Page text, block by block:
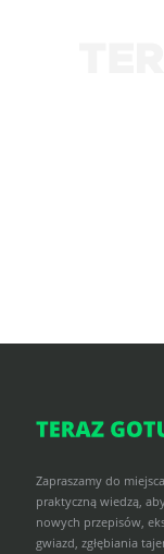
Zapraszamy do
praktyczną wiedzą,
nowych przepisów,
gwiazd, zgłębiania